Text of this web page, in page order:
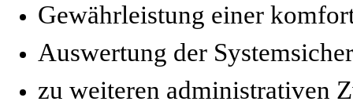
Gewährleistung einer
Auswertung der
zu weiteren administrativen